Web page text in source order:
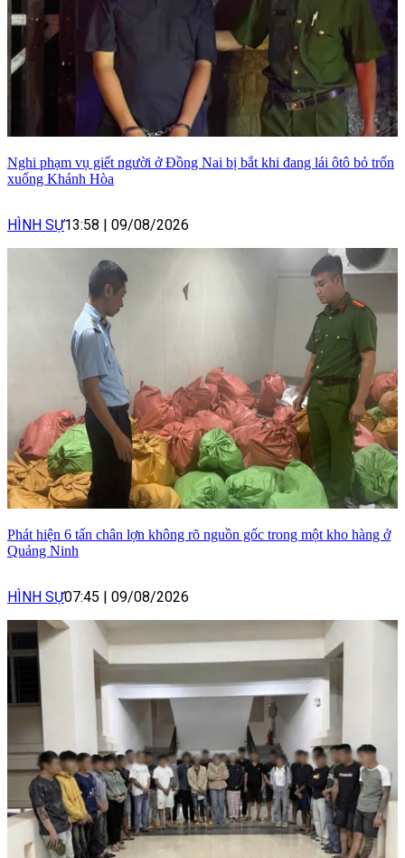
Nghi phạm vụ giết người ở Đồng Nai bị bắt khi đang lái ôtô bỏ trốn
xuống Khánh Hòa
HÌNH SỰ13:58 | 09/08/2026
Phát hiện 6 tấn chân lợn không rõ nguồn gốc trong một kho hàng ở
Quảng Ninh
HÌNH SỰ07:45 | 09/08/2026